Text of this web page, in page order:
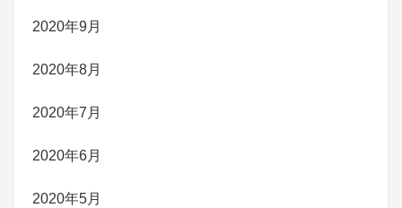
2020年9月
2020年8月
2020年7月
2020年6月
2020年5月